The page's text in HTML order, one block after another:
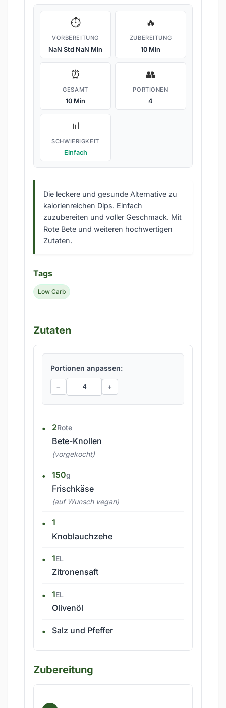
⏱️
VORBEREITUNG
NaN Std NaN Min
🔥
ZUBEREITUNG
10 Min
⏰
GESAMT
10 Min
👥
PORTIONEN
4
📊
SCHWIERIGKEIT
Einfach
Die leckere und gesunde Alternative zu
kalorienreichen Dips. Einfach
zuzubereiten und voller Geschmack. Mit
Rote Bete und weiteren hochwertigen
Zutaten.
Tags
Low Carb
Zutaten
Portionen anpassen:
− +
2Rote
Bete-Knollen
(vorgekocht)
150g
Frischkäse
(auf Wunsch vegan)
1
Knoblauchzehe
1EL
Zitronensaft
1EL
Olivenöl
Salz und Pfeffer
Zubereitung